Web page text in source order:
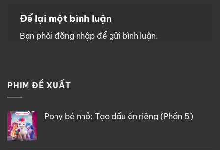
Để lại một bình luận
Bạn phải đăng nhập để gửi bình luận.
PHIM ĐỀ XUẤT
Pony bé nhỏ: Tạo dấu ấn riêng (Phần 5)